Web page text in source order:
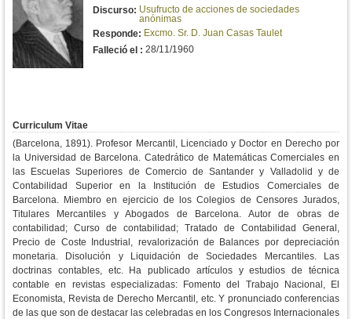
Discurso: Usufructo de acciones de sociedades
anónimas
Responde: Excmo. Sr. D. Juan Casas Taulet
Falleció el : 28/11/1960
Curriculum Vitae
(Barcelona, 1891). Profesor Mercantil, Licenciado y Doctor en Derecho por
la Universidad de Barcelona. Catedrático de Matemáticas Comerciales en
las Escuelas Superiores de Comercio de Santander y Valladolid y de
Contabilidad Superior en la Institución de Estudios Comerciales de
Barcelona. Miembro en ejercicio de los Colegios de Censores Jurados,
Titulares Mercantiles y Abogados de Barcelona. Autor de obras de
contabilidad; Curso de contabilidad; Tratado de Contabilidad General,
Precio de Coste Industrial, revalorización de Balances por depreciación
monetaria. Disolución y Liquidación de Sociedades Mercantiles. Las
doctrinas contables, etc. Ha publicado artículos y estudios de técnica
contable en revistas especializadas: Fomento del Trabajo Nacional, El
Economista, Revista de Derecho Mercantil, etc. Y pronunciado conferencias
de las que son de destacar las celebradas en los Congresos Internacionales